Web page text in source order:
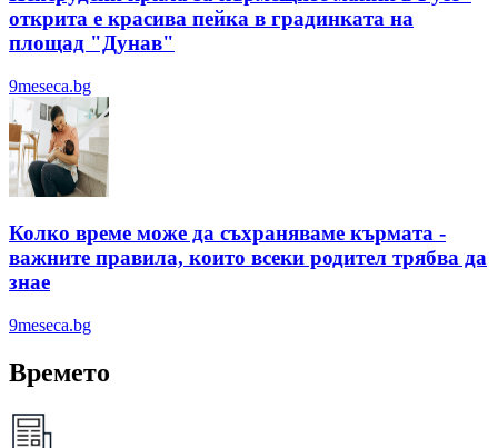
открита е красива пейка в градинката на
площад "Дунав"
9meseca.bg
Колко време може да съхраняваме кърмата -
важните правила, които всеки родител трябва да
знае
9meseca.bg
Времето